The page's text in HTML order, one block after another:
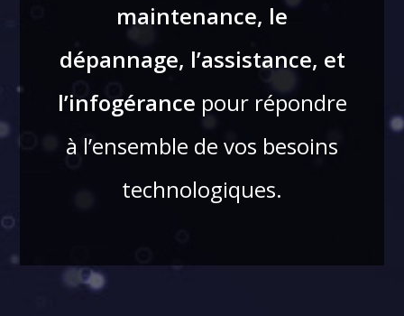
maintenance, le
dépannage, l’assistance, et
l’infogérance pour répondre
à l’ensemble de vos besoins
technologiques.